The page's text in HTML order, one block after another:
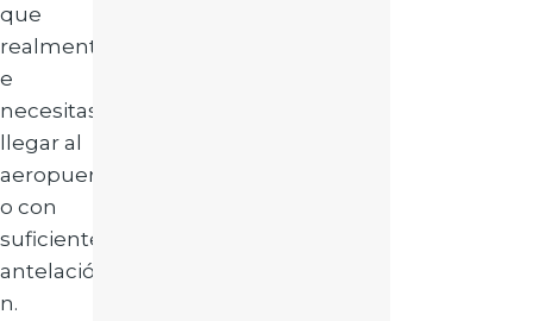
que
realment
e
necesitas
llegar al
aeropuert
o con
suficiente
antelació
n.